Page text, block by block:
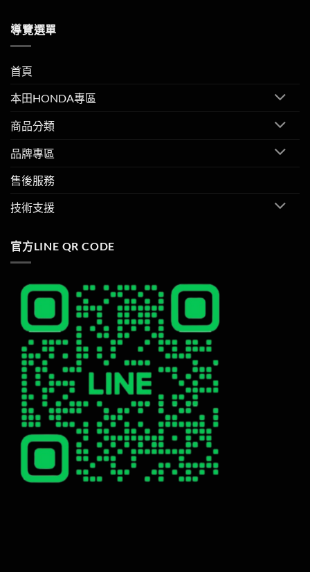
導覽選單
首頁
本田HONDA專區
商品分類
品牌專區
售後服務
技術支援
官方LINE QR CODE